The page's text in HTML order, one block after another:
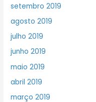
setembro 2019
agosto 2019
julho 2019
junho 2019
maio 2019
abril 2019
março 2019